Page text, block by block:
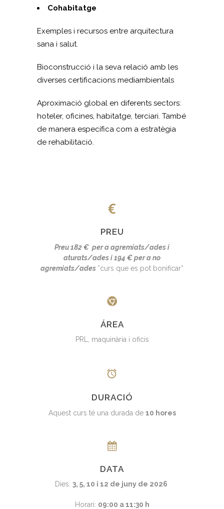
Cohabitatge
Exemples i recursos entre arquitectura
sana i salut.
Bioconstrucció i la seva relació amb les
diverses certificacions mediambientals
Aproximació global en diferents sectors:
hoteler, oficines, habitatge, terciari. També
de manera específica com a estratègia
de rehabilitació.
PREU
Preu 182 € per a agremiats/ades i
aturats/ades i 194 € per a no
agremiats/ades *curs que es pot bonificar*
ÁREA
PRL, maquinària i oficis
DURACIÓ
Aquest curs té una durada de 10 hores
DATA
Dies: 3, 5, 10 i 12 de juny de 2026
Horari: 09:00 a 11:30 h